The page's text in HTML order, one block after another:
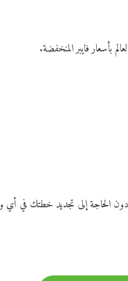
دون الحاجة إلى تجديد خطتك